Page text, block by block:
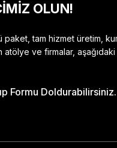
OLUN!
paket, tam hizmet üretim,
atölye ve firmalar,
Formu Doldurabilirsiniz.